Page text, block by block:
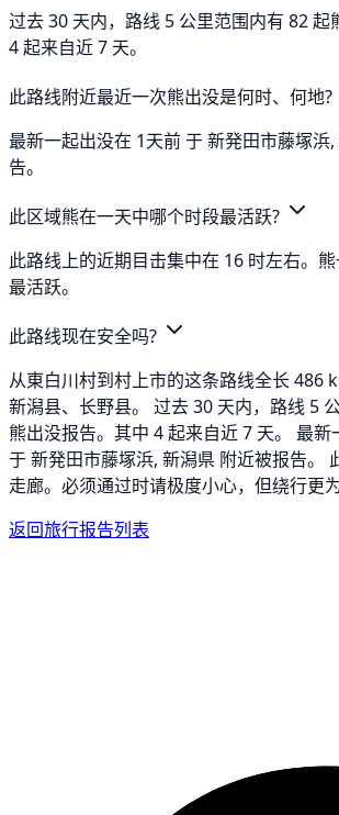
过去 30 天内，路线 5 公里范围内有 82 起
4 起来自近 7 天。
此路线附近最近一次熊出没是何时、何地?
最新一起出没在 1天前 于 新発田市藤塚浜
告。
此区域熊在一天中哪个时段最活跃?
此路线上的近期目击集中在 16 时左右。
最活跃。
此路线现在安全吗?
从東白川村到村上市的这条路线全长 486
新潟县、长野县。 过去 30 天内，路线 5
熊出没报告。其中 4 起来自近 7 天。 最
于 新発田市藤塚浜, 新潟県 附近被报告。
走廊。必须通过时请极度小心，但绕行更为
返回旅行报告列表